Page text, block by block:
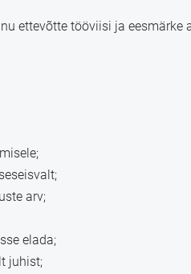
ettevõtte tööviisi ja eesmärke
arv;
elada;
juhist;